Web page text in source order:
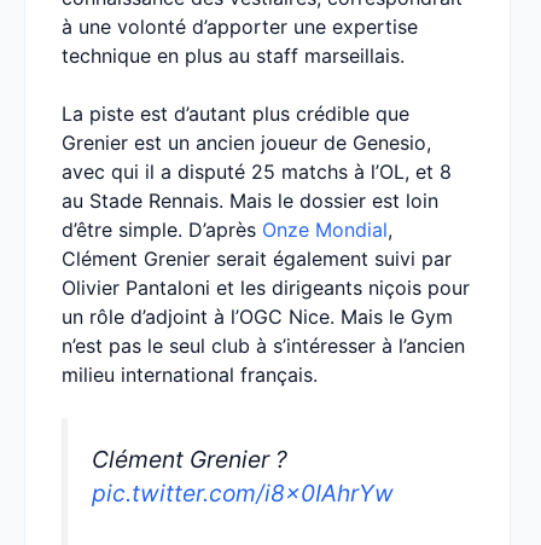
à une volonté d’apporter une expertise
technique en plus au staff marseillais.
La piste est d’autant plus crédible que
Grenier est un ancien joueur de Genesio,
avec qui il a disputé 25 matchs à l’OL, et 8
au Stade Rennais. Mais le dossier est loin
d’être simple. D’après Onze Mondial,
Clément Grenier serait également suivi par
Olivier Pantaloni et les dirigeants niçois pour
un rôle d’adjoint à l’OGC Nice. Mais le Gym
n’est pas le seul club à s’intéresser à l’ancien
milieu international français.
Clément Grenier ?
pic.twitter.com/i8x0IAhrYw